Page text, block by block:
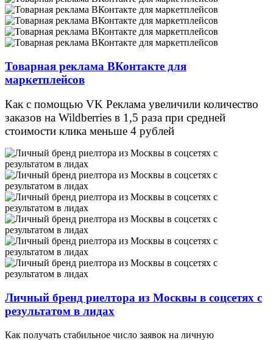
Товарная реклама ВКонтакте для
маркетплейсов
Как с помощью VK Реклама увеличили количество
заказов на Wildberries в 1,5 раза при средней
стоимости клика меньше 4 рублей
Личный бренд риелтора из Москвы в соцсетях с
результатом в лидах
Как получать стабильное число заявок на личную